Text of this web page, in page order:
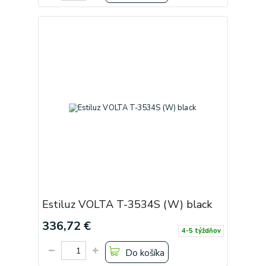
Estiluz VOLTA T-3534S (W) black
336,72 € 4-5 týždňov
Do košíka